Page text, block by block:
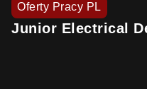
Oferty Pracy PL
Junior Electrical